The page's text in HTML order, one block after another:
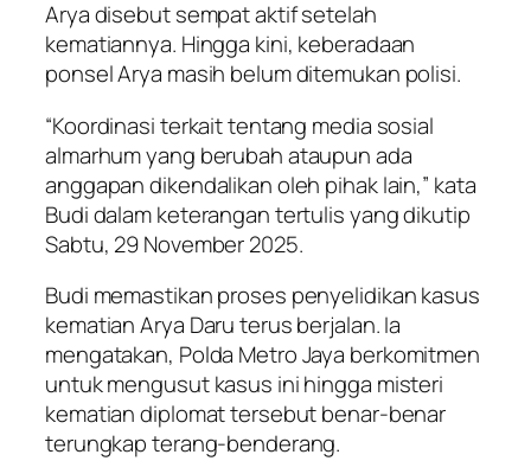
Arya disebut sempat aktif setelah
kematiannya. Hingga kini, keberadaan
ponsel Arya masih belum ditemukan polisi.
“Koordinasi terkait tentang media sosial
almarhum yang berubah ataupun ada
anggapan dikendalikan oleh pihak lain,” kata
Budi dalam keterangan tertulis yang dikutip
Sabtu, 29 November 2025.
Budi memastikan proses penyelidikan kasus
kematian Arya Daru terus berjalan. Ia
mengatakan, Polda Metro Jaya berkomitmen
untuk mengusut kasus ini hingga misteri
kematian diplomat tersebut benar-benar
terungkap terang-benderang.